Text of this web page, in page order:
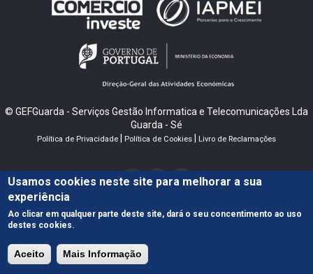
© GEFGuarda - Serviços Gestão Informatica e Telecomunicações Lda
Guarda - Sé
Política de Privacidade Política de Cookies Livro de Reclamações
Usamos cookies neste site para melhorar a sua
experiência
Ao clicar em qualquer parte deste site, dará o seu concentimento ao uso
destes cookies.
Aceito Mais Informação